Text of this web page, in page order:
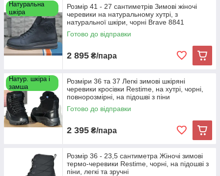
Натуральна
шкіра
Розмір 41 - 27 сантиметрів Зимові жіночі
черевики на натуральному хутрі, з
натуральної шкіри, чорні Brave 8841
Готово до відправки
2 895 ₴/пара
Натур. шкіра і
замша
Розміри 36 та 37 Легкі зимові шкіряні
черевики кросівки Restime, на хутрі, чорні,
повнорозмірні, на підошві з піни
Готово до відправки
2 395 ₴/пара
Розмір 36 - 23,5 сантиметра Жіночі зимові
термо-черевики Restime, чорні, на підошві з
піни, легкі та зручні